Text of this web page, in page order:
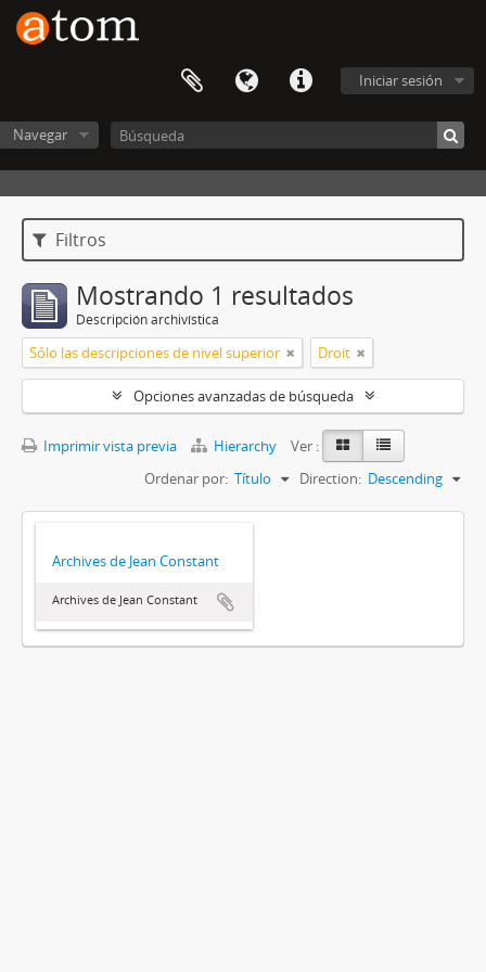
Iniciar sesión
Navegar
Filtros
Mostrando 1 resultados
Descripción archivística
Sólo las descripciones de nivel superior Droit
Opciones avanzadas de búsqueda
Imprimir vista previa Hierarchy
Ver :
Ordenar por: Título Direction: Descending
Archives de Jean Constant
Archives de Jean Constant